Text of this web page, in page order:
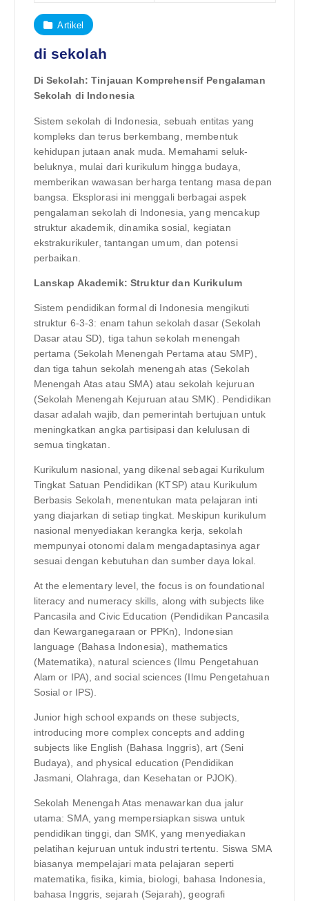
Artikel
di sekolah
Di Sekolah: Tinjauan Komprehensif Pengalaman
Sekolah di Indonesia
Sistem sekolah di Indonesia, sebuah entitas yang
kompleks dan terus berkembang, membentuk
kehidupan jutaan anak muda. Memahami seluk-
beluknya, mulai dari kurikulum hingga budaya,
memberikan wawasan berharga tentang masa depan
bangsa. Eksplorasi ini menggali berbagai aspek
pengalaman sekolah di Indonesia, yang mencakup
struktur akademik, dinamika sosial, kegiatan
ekstrakurikuler, tantangan umum, dan potensi
perbaikan.
Lanskap Akademik: Struktur dan Kurikulum
Sistem pendidikan formal di Indonesia mengikuti
struktur 6-3-3: enam tahun sekolah dasar (Sekolah
Dasar atau SD), tiga tahun sekolah menengah
pertama (Sekolah Menengah Pertama atau SMP),
dan tiga tahun sekolah menengah atas (Sekolah
Menengah Atas atau SMA) atau sekolah kejuruan
(Sekolah Menengah Kejuruan atau SMK). Pendidikan
dasar adalah wajib, dan pemerintah bertujuan untuk
meningkatkan angka partisipasi dan kelulusan di
semua tingkatan.
Kurikulum nasional, yang dikenal sebagai Kurikulum
Tingkat Satuan Pendidikan (KTSP) atau Kurikulum
Berbasis Sekolah, menentukan mata pelajaran inti
yang diajarkan di setiap tingkat. Meskipun kurikulum
nasional menyediakan kerangka kerja, sekolah
mempunyai otonomi dalam mengadaptasinya agar
sesuai dengan kebutuhan dan sumber daya lokal.
At the elementary level, the focus is on foundational
literacy and numeracy skills, along with subjects like
Pancasila and Civic Education (Pendidikan Pancasila
dan Kewarganegaraan or PPKn), Indonesian
language (Bahasa Indonesia), mathematics
(Matematika), natural sciences (Ilmu Pengetahuan
Alam or IPA), and social sciences (Ilmu Pengetahuan
Sosial or IPS).
Junior high school expands on these subjects,
introducing more complex concepts and adding
subjects like English (Bahasa Inggris), art (Seni
Budaya), and physical education (Pendidikan
Jasmani, Olahraga, dan Kesehatan or PJOK).
Sekolah Menengah Atas menawarkan dua jalur
utama: SMA, yang mempersiapkan siswa untuk
pendidikan tinggi, dan SMK, yang menyediakan
pelatihan kejuruan untuk industri tertentu. Siswa SMA
biasanya mempelajari mata pelajaran seperti
matematika, fisika, kimia, biologi, bahasa Indonesia,
bahasa Inggris, sejarah (Sejarah), geografi